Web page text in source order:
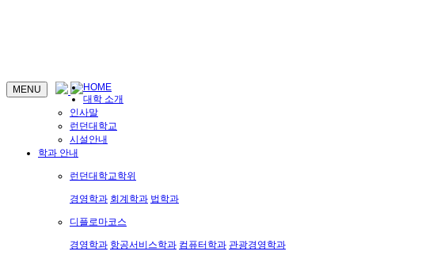
MENU
HOME
대학 소개
인사말
런던대학교
시설안내
학과 안내
런던대학교학위
경영학과 회계학과 법학과
디플로마코스
경영학과 항공서비스학과 컴퓨터학과 관광경영학과